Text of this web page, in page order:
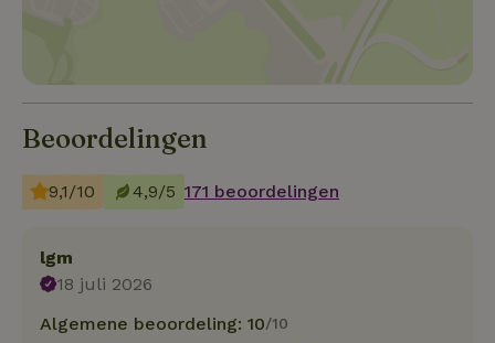
Beoordelingen
9,1/10 4,9/5 171 beoordelingen
lgm
18 juli 2026
Algemene beoordeling: 10/10